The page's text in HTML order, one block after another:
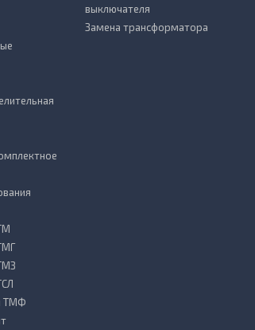
ТМФ
выключателя
Замена трансформатора